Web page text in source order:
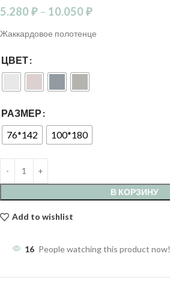
5.280₽ – 10.050₽
Жаккардовое полотенце
ЦВЕТ
РАЗМЕР
76*142
100*180
В КОРЗИНУ
Add to wishlist
16 People watching this product now!